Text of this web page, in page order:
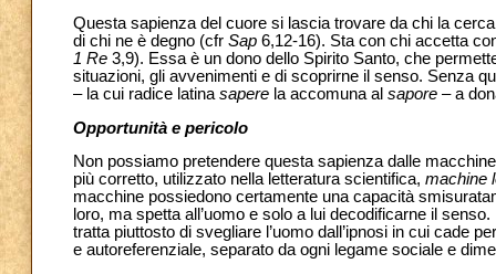
Questa sapienza del cuore si lascia trovare da chi la
di chi ne è degno (cfr Sap 6,12-16). Sta con chi accetta
1 Re 3,9). Essa è un dono dello Spirito Santo, che
situazioni, gli avvenimenti e di scoprirne il senso. Senza
– la cui radice latina sapere la accomuna al sapore – a
Opportunità e pericolo
Non possiamo pretendere questa sapienza dalle
più corretto, utilizzato nella letteratura scientifica, machine
macchine possiedono certamente una capacità
loro, ma spetta all’uomo e solo a lui decodificarne il
tratta piuttosto di svegliare l’uomo dall’ipnosi in cui cade
e autoreferenziale, separato da ogni legame sociale e